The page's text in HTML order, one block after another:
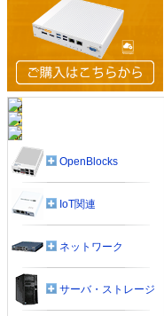
OpenBlocks
IoT関連
ネットワーク
サーバ・ストレージ